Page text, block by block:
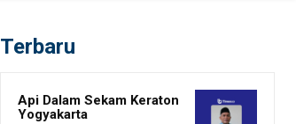
Terbaru
Api Dalam Sekam Keraton
Yogyakarta